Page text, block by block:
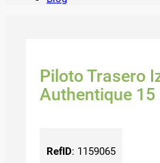
Piloto Trasero
Authentique 15
RefID: 1159065